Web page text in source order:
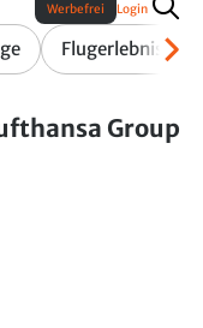
Flugerlebnis
Werbefrei Login
Group